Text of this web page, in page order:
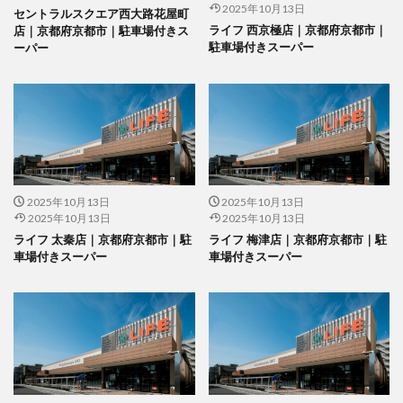
セントラルスクエア西大路花屋町
店｜京都府京都市｜駐車場付きス
ーパー
2025年10月13日
ライフ 西京極店｜京都府京都市｜
駐車場付きスーパー
2025年10月13日
2025年10月13日
ライフ 太秦店｜京都府京都市｜駐
車場付きスーパー
2025年10月13日
2025年10月13日
ライフ 梅津店｜京都府京都市｜駐
車場付きスーパー